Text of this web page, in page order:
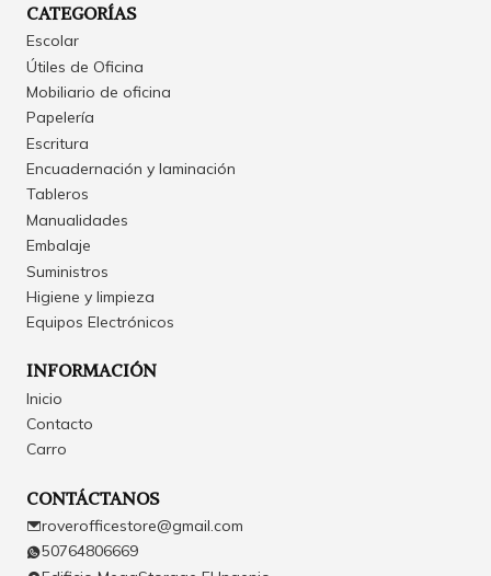
CATEGORÍAS
Escolar
Útiles de Oficina
Mobiliario de oficina
Papelería
Escritura
Encuadernación y laminación
Tableros
Manualidades
Embalaje
Suministros
Higiene y limpieza
Equipos Electrónicos
INFORMACIÓN
Inicio
Contacto
Carro
CONTÁCTANOS
roverofficestore@gmail.com
50764806669